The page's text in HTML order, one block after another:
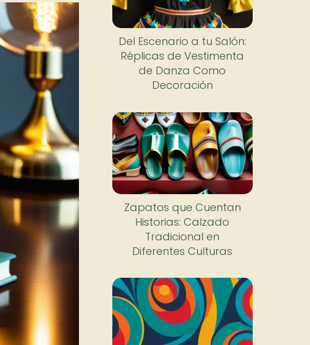
Del Escenario a tu Salón:
Réplicas de Vestimenta
de Danza Como
Decoración
Zapatos que Cuentan
Historias: Calzado
Tradicional en
Diferentes Culturas